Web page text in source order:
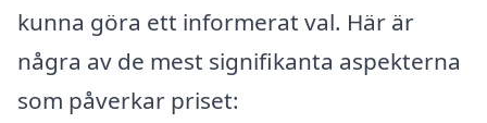
kunna göra ett informerat val. Här är
några av de mest signifikanta aspekterna
som påverkar priset: